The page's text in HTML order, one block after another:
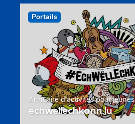
Portails
Annuaire d’activités pour jeunes
echwellechkann.lu